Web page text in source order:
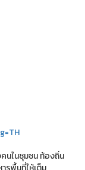
นในชุมชน ท้องถิ่น